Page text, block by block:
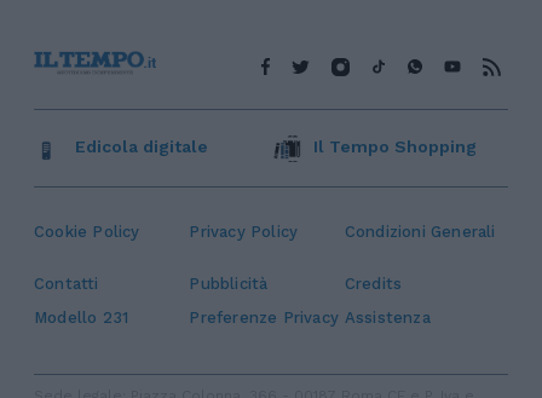
Cookie Policy Privacy Policy Condizioni Generali
Contatti Pubblicità
Credits
Modello 231
Preferenze Privacy Assistenza
Edicola digitale Il Tempo Shopping